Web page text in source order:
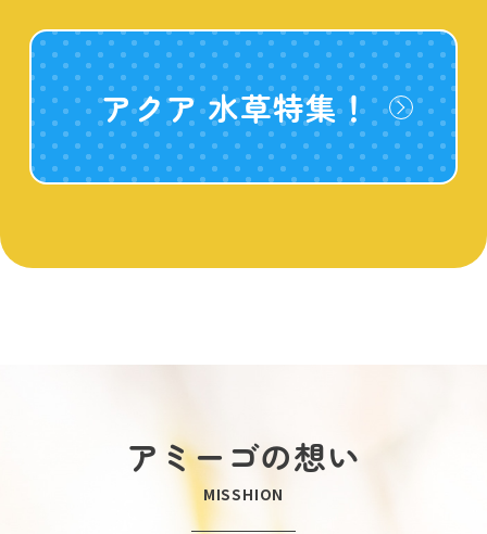
アクア 水草特集！
アミーゴの想い
MISSHION